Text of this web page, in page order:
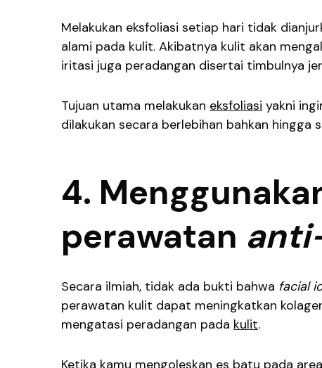
Melakukan eksfoliasi setiap hari tidak
alami pada kulit. Akibatnya kulit akan
iritasi juga peradangan disertai timbulnya
Tujuan utama melakukan eksfoliasi yakni
dilakukan secara berlebihan bahkan
4.
perawatan
Secara ilmiah, tidak ada bukti bahwa facial
perawatan kulit dapat meningkatkan
mengatasi peradangan pada kulit.
Ketika kamu mengoleskan es batu pada